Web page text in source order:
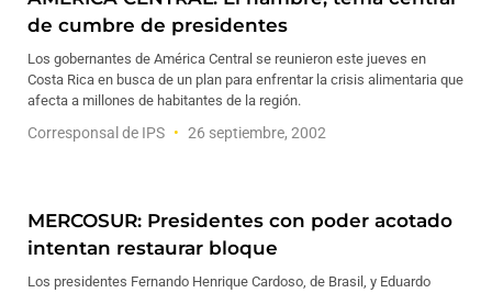
de cumbre de presidentes
Los gobernantes de América Central se reunieron este jueves en
Costa Rica en busca de un plan para enfrentar la crisis alimentaria que
afecta a millones de habitantes de la región.
Corresponsal de IPS 26 septiembre, 2002
MERCOSUR: Presidentes con poder acotado
intentan restaurar bloque
Los presidentes Fernando Henrique Cardoso, de Brasil, y Eduardo